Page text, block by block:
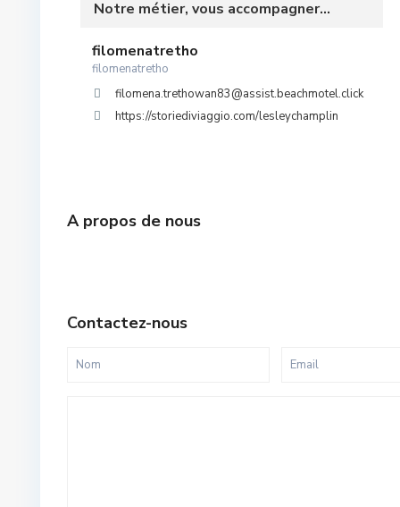
Notre métier, vous accompagner...
filomenatretho
filomenatretho
filomena.trethowan83@assist.beachmotel.click
https://storiediviaggio.com/lesleychamplin
A propos de nous
Contactez-nous